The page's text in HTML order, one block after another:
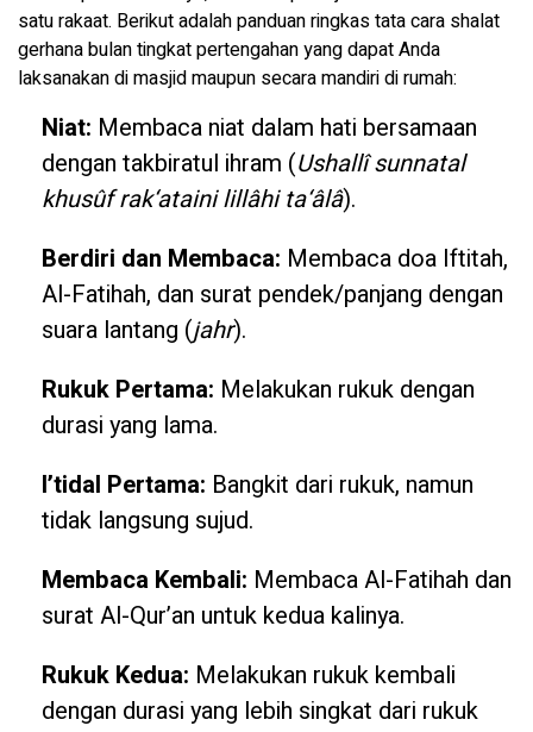
satu rakaat. Berikut adalah panduan ringkas tata cara shalat
gerhana bulan tingkat pertengahan yang dapat Anda
laksanakan di masjid maupun secara mandiri di rumah:
Niat: Membaca niat dalam hati bersamaan
dengan takbiratul ihram (Ushallî sunnatal
khusûf rak‘ataini lillâhi ta‘âlâ).
Berdiri dan Membaca: Membaca doa Iftitah,
Al-Fatihah, dan surat pendek/panjang dengan
suara lantang (jahr).
Rukuk Pertama: Melakukan rukuk dengan
durasi yang lama.
I’tidal Pertama: Bangkit dari rukuk, namun
tidak langsung sujud.
Membaca Kembali: Membaca Al-Fatihah dan
surat Al-Qur’an untuk kedua kalinya.
Rukuk Kedua: Melakukan rukuk kembali
dengan durasi yang lebih singkat dari rukuk